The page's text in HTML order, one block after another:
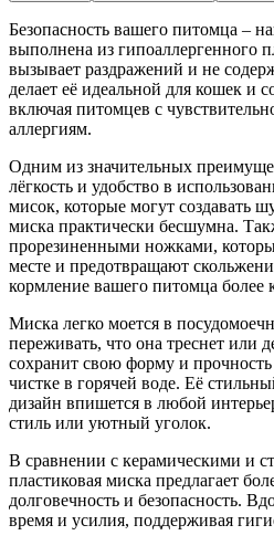
Безопасность вашего питомца –
выполнена из гипоаллергенного
вызывает раздражений и не
делает её идеальной для кошек и
включая питомцев с
аллергиям.
Одним из значительных
лёгкость и удобство в
мисок, которые могут создавать
миска практически бесшумна.
прорезиненными ножками,
месте и предотвращают
кормление вашего питомца
Миска легко моется в
переживать, что она треснет или
сохранит свою форму и
чистке в горячей воде. Её
дизайн впишется в любой
стиль или уютный уголок.
В сравнении с керамическими и
пластиковая миска предлагает
долговечность и безопасность.
время и усилия, поддерживая